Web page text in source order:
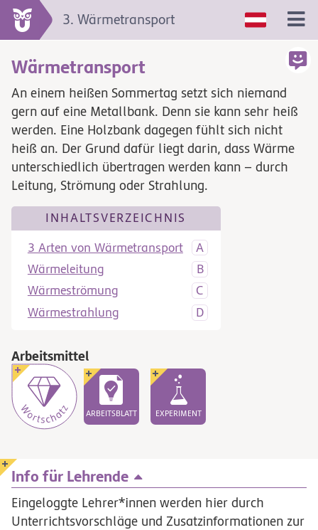
Wärmetransport
An einem heißen Sommertag setzt sich niemand
gern auf eine Metallbank. Denn sie kann sehr heiß
werden. Eine Holzbank dagegen fühlt sich nicht
heiß an. Der Grund dafür liegt darin, dass Wärme
unterschiedlich übertragen werden kann – durch
Leitung, Strömung oder Strahlung.
INHALTSVERZEICHNIS
3 Arten von Wärmetransport
Wärmeleitung
Wärmeströmung
Wärmestrahlung
Arbeitsmittel
ARBEITSBLATT EXPERIMENT
Info für Lehrende
Eingeloggte Lehrer*innen werden hier durch
Unterrichtsvorschläge und Zusatzinformationen zur
3. Wärmetransport